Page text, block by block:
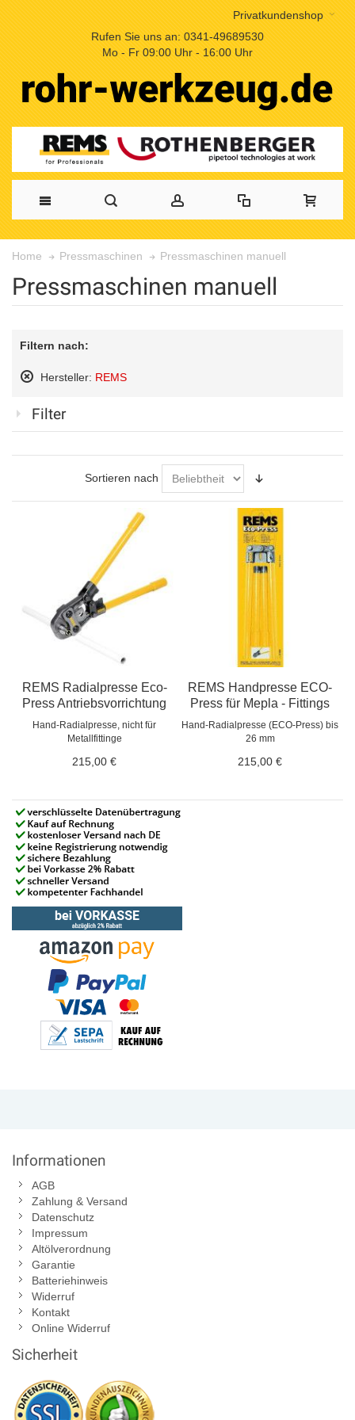
Privatkundenshop
Rufen Sie uns an: 0341-49689530
Mo - Fr 09:00 Uhr - 16:00 Uhr
Home Pressmaschinen Pressmaschinen manuell
Pressmaschinen manuell
Filtern nach:
Hersteller: REMS
Artikel
entfernen
Filter
Sortieren nach
REMS Radialpresse Eco-
Press Antriebsvorrichtung
Hand-Radialpresse, nicht für
Metallfittinge
215,00 €
REMS Handpresse ECO-
Press für Mepla - Fittings
Hand-Radialpresse (ECO-Press) bis
26 mm
215,00 €
Informationen
AGB
Zahlung & Versand
Datenschutz
Impressum
Altölverordnung
Garantie
Batteriehinweis
Widerruf
Kontakt
Online Widerruf
Sicherheit